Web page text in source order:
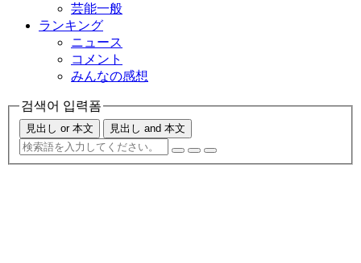
芸能一般
ランキング
ニュース
コメント
みんなの感想
검색어 입력폼
見出し or 本文 見出し and 本文